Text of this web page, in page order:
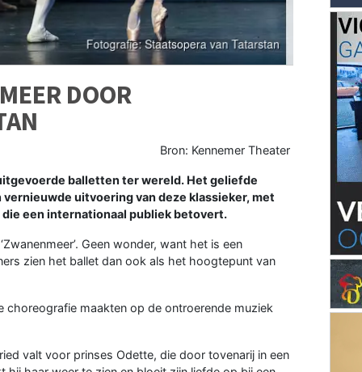
DOOR
Bron: Kennemer Theater
uitgevoerde balletten ter wereld. Het geliefde
uitvoering van deze klassieker, met
een internationaal publiek betovert.
Geen wonder, want het is een
zien het ballet dan ook als het hoogtepunt van
choreografie maakten op de ontroerende muziek
valt voor prinses Odette, die door tovenarij in een